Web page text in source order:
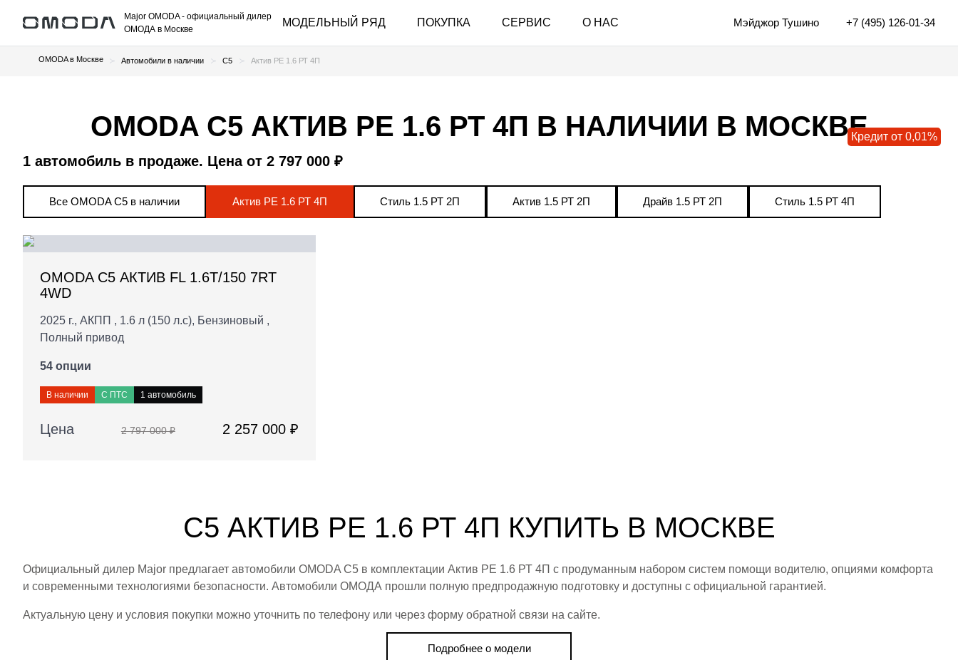
Major OMODA- официальный дилер
ОМОДА в Москве
МОДЕЛЬНЫЙ РЯД ПОКУПКА СЕРВИС О НАС Мэйджор Тушино +7 (495) 126-01-34
OMODA в Москве Автомобили в наличии C5 Актив РЕ 1.6 РТ 4П
OMODA C5 АКТИВ РЕ 1.6 РТ 4П В НАЛИЧИИ В МОСКВЕ
1 автомобиль в продаже. Цена от 2 797 000 ₽
Все OMODA C5 в наличии Актив РЕ 1.6 РТ 4П Стиль 1.5 РТ 2П Актив 1.5 РТ 2П Драйв 1.5 РТ 2П Стиль 1.5 РТ 4П
Кредит от 0,01%
OMODA C5 АКТИВ FL 1.6T/150 7RT
4WD
2025 г., АКПП , 1.6 л (150 л.с), Бензиновый ,
Полный привод
54 опции
В наличии С ПТС 1 автомобиль
Цена 2 797 000 ₽ 2 257 000 ₽
C5 АКТИВ РЕ 1.6 РТ 4П КУПИТЬ В МОСКВЕ
Официальный дилер Major предлагает автомобили OMODA C5 в комплектации Актив РЕ 1.6 РТ 4П с продуманным набором систем помощи водителю, опциями комфорта
и современными технологиями безопасности. Автомобили ОМОДА прошли полную предпродажную подготовку и доступны с официальной гарантией.
Актуальную цену и условия покупки можно уточнить по телефону или через форму обратной связи на сайте.
Подробнее о модели